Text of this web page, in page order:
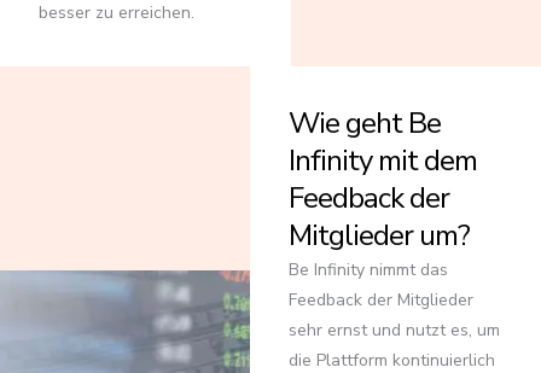
besser zu erreichen.
Wie geht Be
Infinity mit dem
Feedback der
Mitglieder um?
Be Infinity nimmt das
Feedback der Mitglieder
sehr ernst und nutzt es, um
die Plattform kontinuierlich